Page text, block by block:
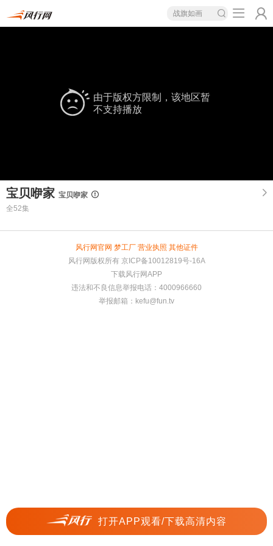
战旗如画
由于版权方限制，该地区暂
不支持播放
宝贝咿家 宝贝咿家
全52集
打开APP观看/下载高清内容
风行网官网 梦工厂 营业执照 其他证件
风行网版权所有 京ICP备10012819号-16A
下载风行网APP
违法和不良信息举报电话：4000966660
举报邮箱： kefu@fun.tv